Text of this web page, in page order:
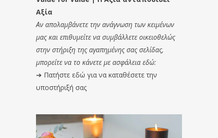
Αξία
Αν απολαμβάνετε την ανάγνωση των κειμένων
μας και επιθυμείτε να συμβάλλετε οικειοθελώς
στην στήριξη της αγαπημένης σας σελίδας,
μπορείτε να το κάνετε με ασφάλεια εδώ:
➔ Πατήστε εδώ για να καταθέσετε την
υποστήριξή σας